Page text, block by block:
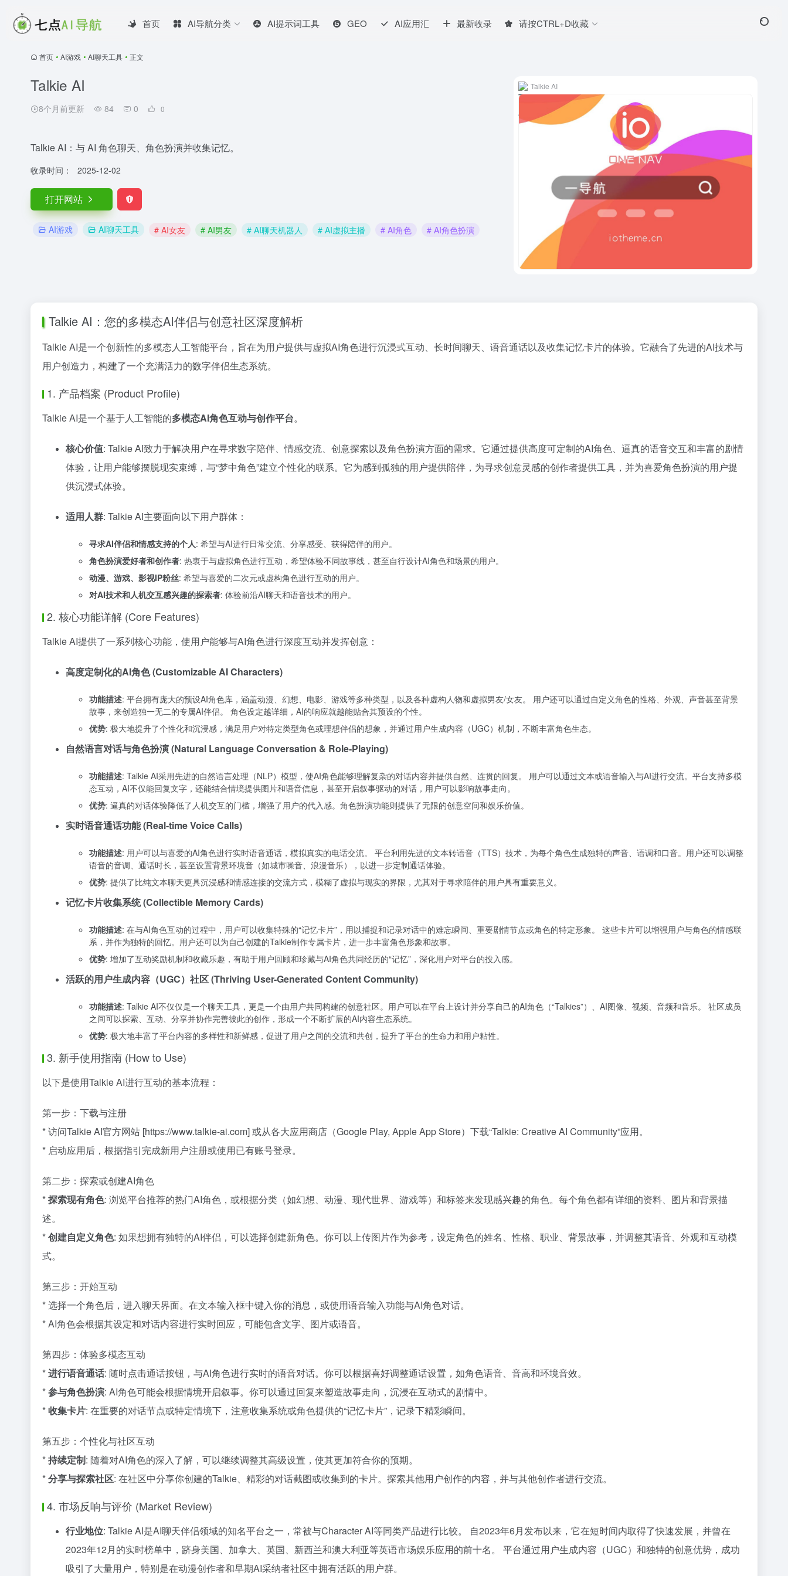
首页 AI导航分类 AI提示词工具 GEO AI应用汇 最新收录 请按CTRL+D收藏
首页 • AI游戏 • AI聊天工具 • 正文
Talkie AI
8个月前更新 84 0 0
Talkie AI：与 AI 角色聊天、角色扮演并收集记忆。
收录时间： 2025-12-02
打开网站
AI游戏 AI聊天工具 # AI女友 # AI男友 # AI聊天机器人 # AI虚拟主播 # AI角色 # AI角色扮演
Talkie AI
Talkie AI：您的多模态AI伴侣与创意社区深度解析
Talkie AI是一个创新性的多模态人工智能平台，旨在为用户提供与虚拟AI角色进行沉浸式互动、长时间聊天、语音通话以及收集记忆卡片的体验。它融合了先进的AI技术与
用户创造力，构建了一个充满活力的数字伴侣生态系统。
1. 产品档案 (Product Profile)
Talkie AI是一个基于人工智能的多模态AI角色互动与创作平台。
核心价值: Talkie AI致力于解决用户在寻求数字陪伴、情感交流、创意探索以及角色扮演方面的需求。它通过提供高度可定制的AI角色、逼真的语音交互和丰富的剧情
体验，让用户能够摆脱现实束缚，与“梦中角色”建立个性化的联系。它为感到孤独的用户提供陪伴，为寻求创意灵感的创作者提供工具，并为喜爱角色扮演的用户提
供沉浸式体验。
适用人群: Talkie AI主要面向以下用户群体：
寻求AI伴侣和情感支持的个人: 希望与AI进行日常交流、分享感受、获得陪伴的用户。
角色扮演爱好者和创作者: 热衷于与虚拟角色进行互动，希望体验不同故事线，甚至自行设计AI角色和场景的用户。
动漫、游戏、影视IP粉丝: 希望与喜爱的二次元或虚构角色进行互动的用户。
对AI技术和人机交互感兴趣的探索者: 体验前沿AI聊天和语音技术的用户。
2. 核心功能详解 (Core Features)
Talkie AI提供了一系列核心功能，使用户能够与AI角色进行深度互动并发挥创意：
高度定制化的AI角色 (Customizable AI Characters)
功能描述: 平台拥有庞大的预设AI角色库，涵盖动漫、幻想、电影、游戏等多种类型，以及各种虚构人物和虚拟男友/女友。 用户还可以通过自定义角色的性格、外观、声音甚至背景
故事，来创造独一无二的专属AI伴侣。 角色设定越详细，AI的响应就越能贴合其预设的个性。
优势: 极大地提升了个性化和沉浸感，满足用户对特定类型角色或理想伴侣的想象，并通过用户生成内容（UGC）机制，不断丰富角色生态。
自然语言对话与角色扮演 (Natural Language Conversation & Role-Playing)
功能描述: Talkie AI采用先进的自然语言处理（NLP）模型，使AI角色能够理解复杂的对话内容并提供自然、连贯的回复。 用户可以通过文本或语音输入与AI进行交流。平台支持多模
态互动，AI不仅能回复文字，还能结合情境提供图片和语音信息，甚至开启叙事驱动的对话，用户可以影响故事走向。
优势: 逼真的对话体验降低了人机交互的门槛，增强了用户的代入感。角色扮演功能则提供了无限的创意空间和娱乐价值。
实时语音通话功能 (Real-time Voice Calls)
功能描述: 用户可以与喜爱的AI角色进行实时语音通话，模拟真实的电话交流。 平台利用先进的文本转语音（TTS）技术，为每个角色生成独特的声音、语调和口音。用户还可以调整
语音的音调、通话时长，甚至设置背景环境音（如城市噪音、浪漫音乐），以进一步定制通话体验。
优势: 提供了比纯文本聊天更具沉浸感和情感连接的交流方式，模糊了虚拟与现实的界限，尤其对于寻求陪伴的用户具有重要意义。
记忆卡片收集系统 (Collectible Memory Cards)
功能描述: 在与AI角色互动的过程中，用户可以收集特殊的“记忆卡片”，用以捕捉和记录对话中的难忘瞬间、重要剧情节点或角色的特定形象。 这些卡片可以增强用户与角色的情感联
系，并作为独特的回忆。用户还可以为自己创建的Talkie制作专属卡片，进一步丰富角色形象和故事。
优势: 增加了互动奖励机制和收藏乐趣，有助于用户回顾和珍藏与AI角色共同经历的“记忆”，深化用户对平台的投入感。
活跃的用户生成内容（UGC）社区 (Thriving User-Generated Content Community)
功能描述: Talkie AI不仅仅是一个聊天工具，更是一个由用户共同构建的创意社区。用户可以在平台上设计并分享自己的AI角色（“Talkies”）、AI图像、视频、音频和音乐。 社区成员
之间可以探索、互动、分享并协作完善彼此的创作，形成一个不断扩展的AI内容生态系统。
优势: 极大地丰富了平台内容的多样性和新鲜感，促进了用户之间的交流和共创，提升了平台的生命力和用户粘性。
3. 新手使用指南 (How to Use)
以下是使用Talkie AI进行互动的基本流程：
第一步：下载与注册
* 访问Talkie AI官方网站 [https://www.talkie-ai.com] 或从各大应用商店（Google Play, Apple App Store）下载“Talkie: Creative AI Community”应用。
* 启动应用后，根据指引完成新用户注册或使用已有账号登录。
第二步：探索或创建AI角色
*探索现有角色: 浏览平台推荐的热门AI角色，或根据分类（如幻想、动漫、现代世界、游戏等）和标签来发现感兴趣的角色。每个角色都有详细的资料、图片和背景描
述。
*创建自定义角色: 如果想拥有独特的AI伴侣，可以选择创建新角色。你可以上传图片作为参考，设定角色的姓名、性格、职业、背景故事，并调整其语音、外观和互动模
式。
第三步：开始互动
* 选择一个角色后，进入聊天界面。在文本输入框中键入你的消息，或使用语音输入功能与AI角色对话。
* AI角色会根据其设定和对话内容进行实时回应，可能包含文字、图片或语音。
第四步：体验多模态互动
*进行语音通话: 随时点击通话按钮，与AI角色进行实时的语音对话。你可以根据喜好调整通话设置，如角色语音、音高和环境音效。
*参与角色扮演: AI角色可能会根据情境开启叙事。你可以通过回复来塑造故事走向，沉浸在互动式的剧情中。
*收集卡片: 在重要的对话节点或特定情境下，注意收集系统或角色提供的“记忆卡片”，记录下精彩瞬间。
第五步：个性化与社区互动
*持续定制: 随着对AI角色的深入了解，可以继续调整其高级设置，使其更加符合你的预期。
*分享与探索社区: 在社区中分享你创建的Talkie、精彩的对话截图或收集到的卡片。探索其他用户创作的内容，并与其他创作者进行交流。
4. 市场反响与评价 (Market Review)
行业地位: Talkie AI是AI聊天伴侣领域的知名平台之一，常被与Character AI等同类产品进行比较。 自2023年6月发布以来，它在短时间内取得了快速发展，并曾在
2023年12月的实时榜单中，跻身美国、加拿大、英国、新西兰和澳大利亚等英语市场娱乐应用的前十名。 平台通过用户生成内容（UGC）和独特的创意优势，成功
吸引了大量用户，特别是在动漫创作者和早期AI采纳者社区中拥有活跃的用户群。